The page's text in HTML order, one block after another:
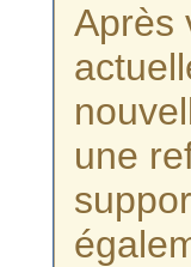
Après
une